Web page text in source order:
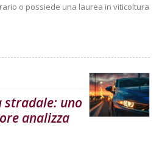
o possiede una laurea in viticoltura
stradale: uno
analizza